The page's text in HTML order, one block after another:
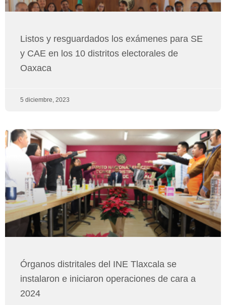
Listos y resguardados los exámenes para SE
y CAE en los 10 distritos electorales de
Oaxaca
5 diciembre, 2023
Órganos distritales del INE Tlaxcala se
instalaron e iniciaron operaciones de cara a
2024